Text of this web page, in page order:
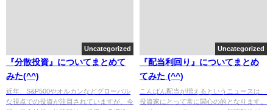
Uncategorized
『分散投資』についてまとめて
みた(^^)
近年、S&P500やオルカンなどグローバル
な視点での投資が注目されていますが、今
Uncategorized
『配当利回り』についてまとめ
てみた (^^)
こんばん配当が増えるというニュースは、
投資家にとって常に関心の的となります。